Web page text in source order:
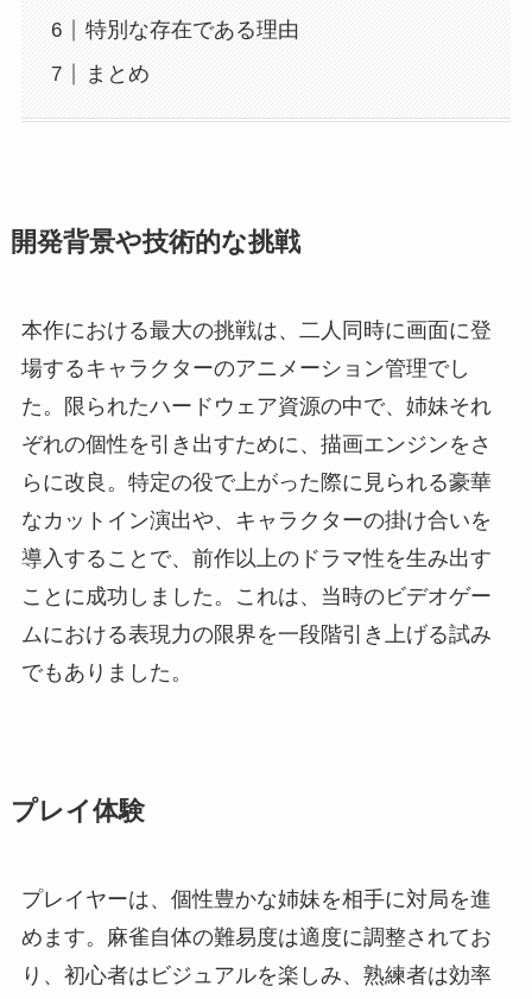
特別な存在である理由
まとめ
開発背景や技術的な挑戦
本作における最大の挑戦は、二人同時に画面に登
場するキャラクターのアニメーション管理でし
た。限られたハードウェア資源の中で、姉妹それ
ぞれの個性を引き出すために、描画エンジンをさ
らに改良。特定の役で上がった際に見られる豪華
なカットイン演出や、キャラクターの掛け合いを
導入することで、前作以上のドラマ性を生み出す
ことに成功しました。これは、当時のビデオゲー
ムにおける表現力の限界を一段階引き上げる試み
でもありました。
プレイ体験
プレイヤーは、個性豊かな姉妹を相手に対局を進
めます。麻雀自体の難易度は適度に調整されてお
り、初心者はビジュアルを楽しみ、熟練者は効率